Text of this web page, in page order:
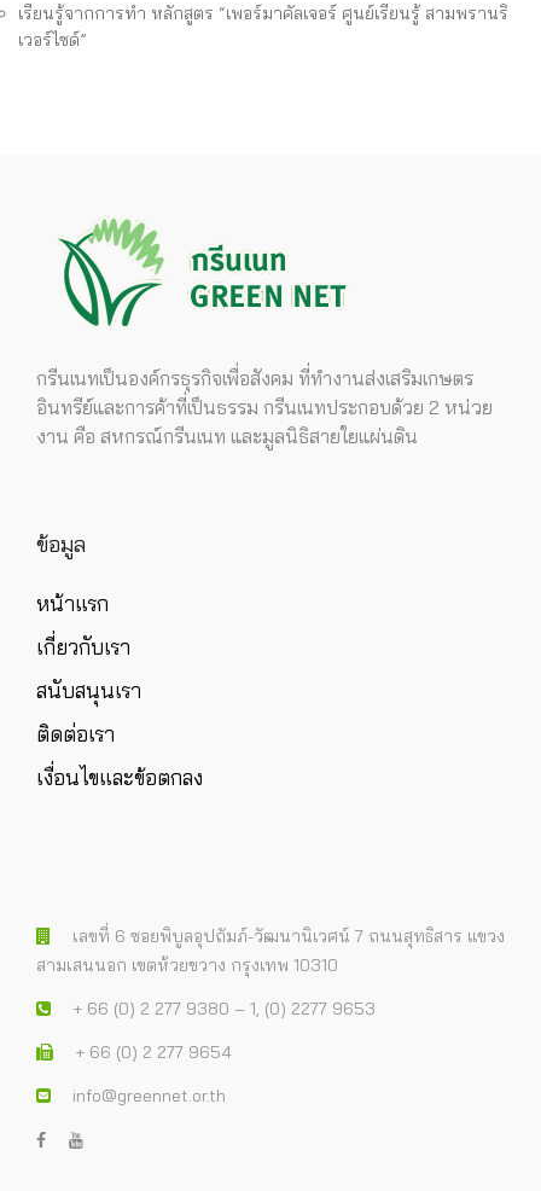
เรียนรู้จากการทำ หลักสูตร “เพอร์มาคัลเจอร์ ศูนย์เรียนรู้ สามพรานริ
เวอร์ไซด์”
กรีนเนทเป็นองค์กรธุรกิจเพื่อสังคม ที่ทำงานส่งเสริมเกษตร
อินทรีย์และการค้าที่เป็นธรรม กรีนเนทประกอบด้วย 2 หน่วย
งาน คือ สหกรณ์กรีนเนท และมูลนิธิสายใยแผ่นดิน
ข้อมูล
หน้าแรก
เกี่ยวกับเรา
สนับสนุนเรา
ติดต่อเรา
เงื่อนไขและข้อตกลง
เลขที่ 6 ซอยพิบูลอุปถัมภ์-วัฒนานิเวศน์ 7 ถนนสุทธิสาร แขวง
สามเสนนอก เขตห้วยขวาง กรุงเทพ 10310
+ 66 (0) 2 277 9380 – 1, (0) 2277 9653
+ 66 (0) 2 277 9654
info@greennet.or.th